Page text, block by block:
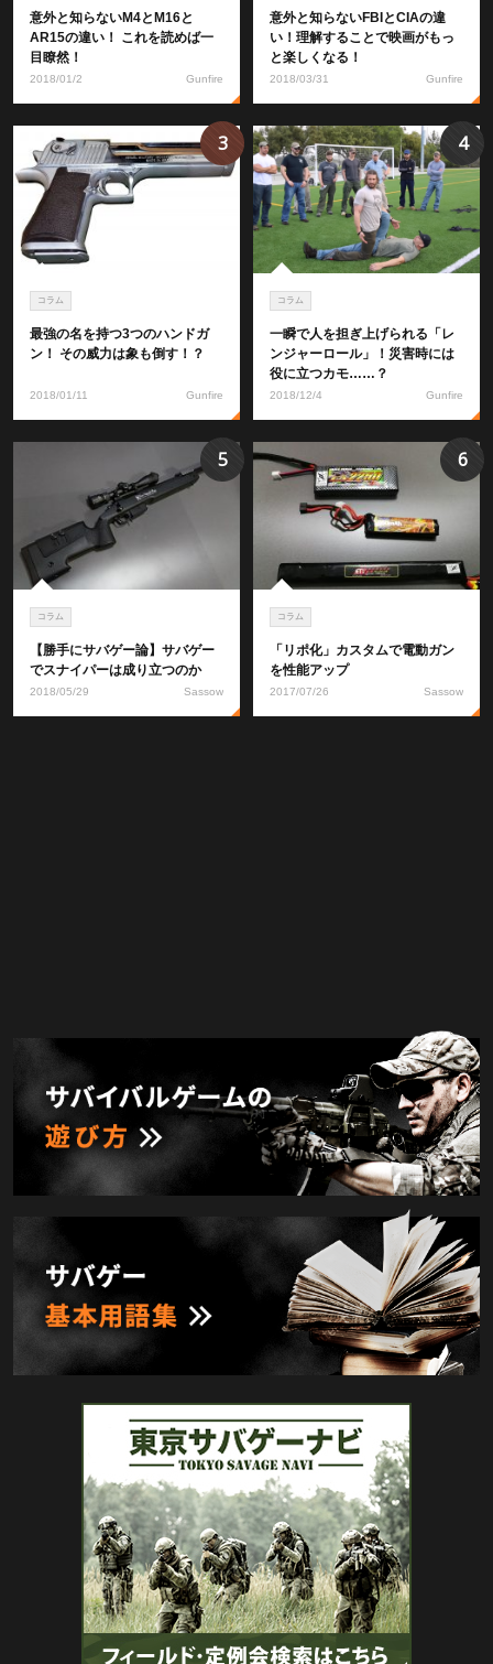
意外と知らないM4とM16と
AR15の違い！ これを読めば一
目瞭然！
2018/01/2 Gunfire
意外と知らないFBIとCIAの違
い！理解することで映画がもっ
と楽しくなる！
2018/03/31 Gunfire
コラム
最強の名を持つ3つのハンドガ
ン！ その威力は象も倒す！？
2018/01/11 Gunfire
3
コラム
一瞬で人を担ぎ上げられる「レ
ンジャーロール」！災害時には
役に立つカモ……？
2018/12/4 Gunfire
4
コラム
【勝手にサバゲー論】サバゲー
でスナイパーは成り立つのか
2018/05/29 Sassow
5
コラム
「リポ化」カスタムで電動ガン
を性能アップ
2017/07/26 Sassow
6